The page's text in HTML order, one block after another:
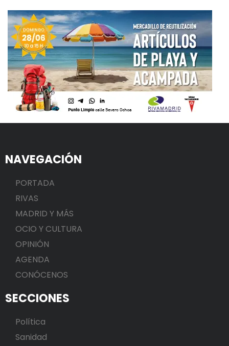
NAVEGACIÓN
PORTADA
RIVAS
MADRID Y MÁS
OCIO Y CULTURA
OPINIÓN
AGENDA
CONÓCENOS
SECCIONES
Política
Sanidad